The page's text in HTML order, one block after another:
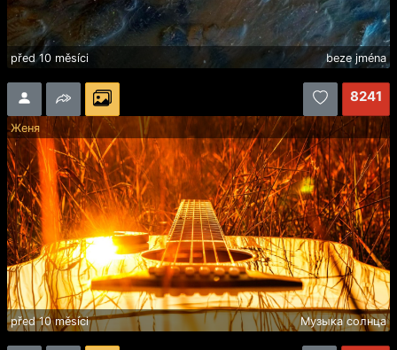
před 10 měsíci beze jména
8241
Женя
před 10 měsíci Музыка солнца